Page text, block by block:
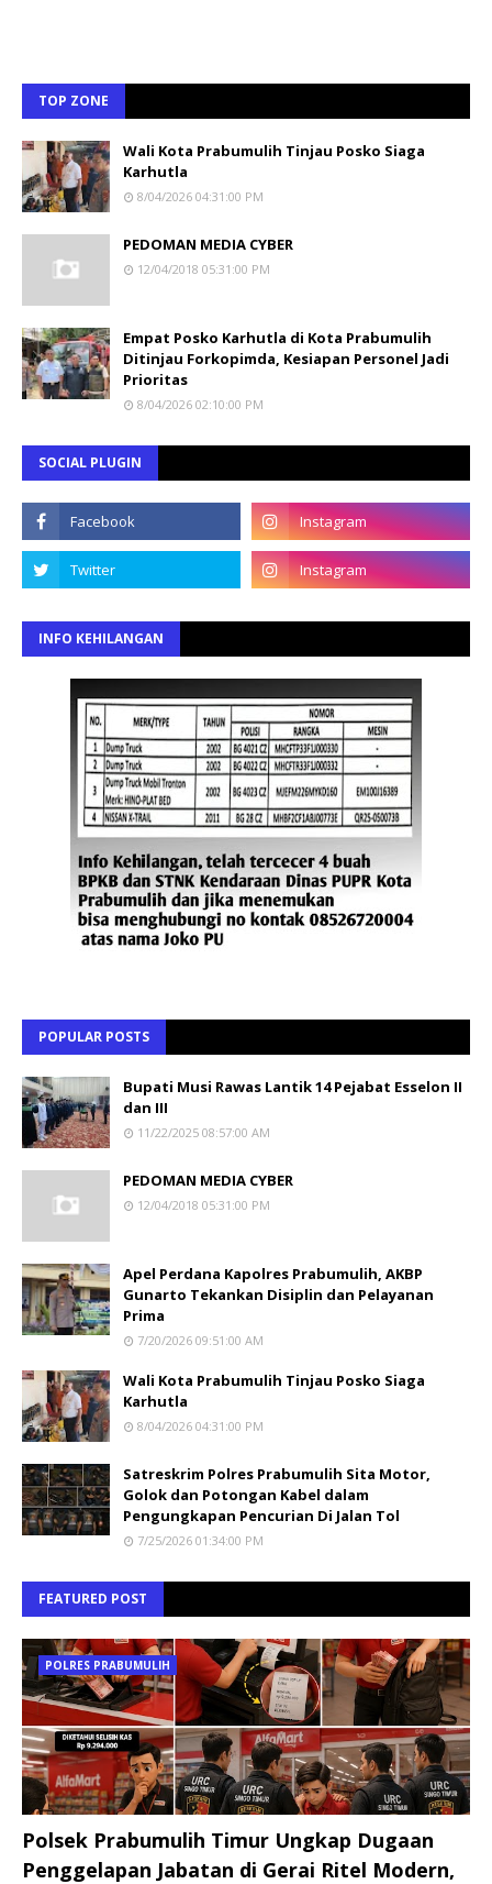
TOP ZONE
Wali Kota Prabumulih Tinjau Posko Siaga
Karhutla
8/04/2026 04:31:00 PM
PEDOMAN MEDIA CYBER
12/04/2018 05:31:00 PM
Empat Posko Karhutla di Kota Prabumulih
Ditinjau Forkopimda, Kesiapan Personel Jadi
Prioritas
8/04/2026 02:10:00 PM
SOCIAL PLUGIN
INFO KEHILANGAN
POPULAR POSTS
Bupati Musi Rawas Lantik 14 Pejabat Esselon II
dan III
11/22/2025 08:57:00 AM
PEDOMAN MEDIA CYBER
12/04/2018 05:31:00 PM
Apel Perdana Kapolres Prabumulih, AKBP
Gunarto Tekankan Disiplin dan Pelayanan
Prima
7/20/2026 09:51:00 AM
Wali Kota Prabumulih Tinjau Posko Siaga
Karhutla
8/04/2026 04:31:00 PM
Satreskrim Polres Prabumulih Sita Motor,
Golok dan Potongan Kabel dalam
Pengungkapan Pencurian Di Jalan Tol
7/25/2026 01:34:00 PM
FEATURED POST
POLRES PRABUMULIH
Polsek Prabumulih Timur Ungkap Dugaan
Penggelapan Jabatan di Gerai Ritel Modern,